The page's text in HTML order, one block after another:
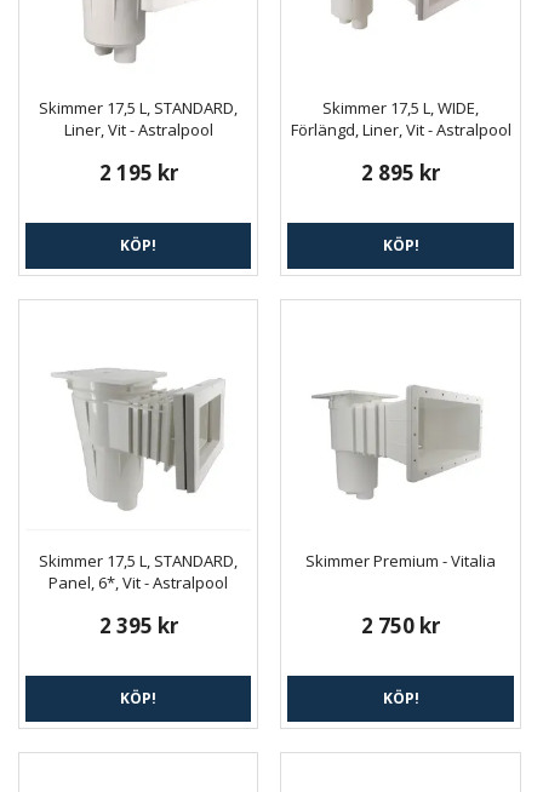
Skimmer 17,5 L, STANDARD,
Liner, Vit - Astralpool
2 195 kr
KÖP!
Skimmer 17,5 L, WIDE,
Förlängd, Liner, Vit - Astralpool
2 895 kr
KÖP!
Skimmer 17,5 L, STANDARD,
Panel, 6*, Vit - Astralpool
2 395 kr
KÖP!
Skimmer Premium - Vitalia
2 750 kr
KÖP!